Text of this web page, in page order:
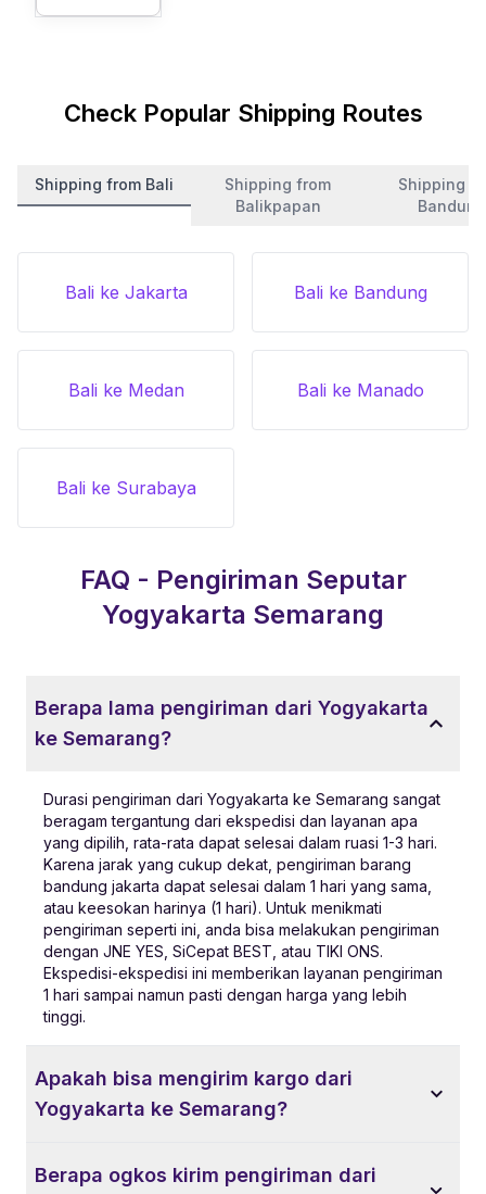
Check Popular Shipping Routes
Shipping from Bali
Shipping from
Balikpapan
Shipping
Bandung
Bali ke Jakarta Bali ke Bandung
Bali ke Medan Bali ke Manado
Bali ke Surabaya
FAQ - Pengiriman Seputar
Yogyakarta Semarang
Berapa lama pengiriman dari Yogyakarta
ke Semarang?
Durasi pengiriman dari Yogyakarta ke Semarang sangat
beragam tergantung dari ekspedisi dan layanan apa
yang dipilih, rata-rata dapat selesai dalam ruasi 1-3 hari.
Karena jarak yang cukup dekat, pengiriman barang
bandung jakarta dapat selesai dalam 1 hari yang sama,
atau keesokan harinya (1 hari). Untuk menikmati
pengiriman seperti ini, anda bisa melakukan pengiriman
dengan JNE YES, SiCepat BEST, atau TIKI ONS.
Ekspedisi-ekspedisi ini memberikan layanan pengiriman
1 hari sampai namun pasti dengan harga yang lebih
tinggi.
Apakah bisa mengirim kargo dari
Yogyakarta ke Semarang?
Berapa ogkos kirim pengiriman dari